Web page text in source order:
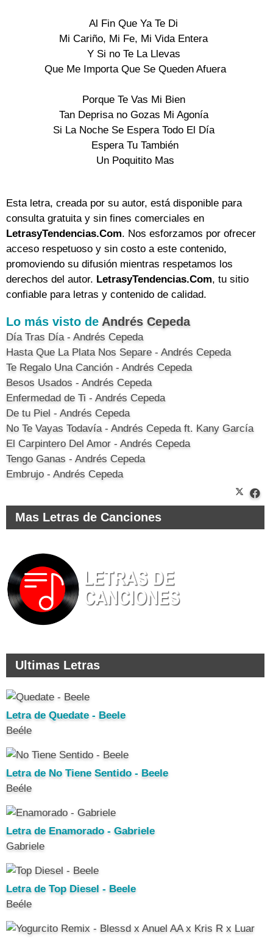
Al Fin Que Ya Te Di
Mi Cariño, Mi Fe, Mi Vida Entera
Y Si no Te La Llevas
Que Me Importa Que Se Queden Afuera
Porque Te Vas Mi Bien
Tan Deprisa no Gozas Mi Agonía
Si La Noche Se Espera Todo El Día
Espera Tu También
Un Poquitito Mas
Esta letra, creada por su autor, está disponible para
consulta gratuita y sin fines comerciales en
LetrasyTendencias.Com. Nos esforzamos por ofrecer
acceso respetuoso y sin costo a este contenido,
promoviendo su difusión mientras respetamos los
derechos del autor. LetrasyTendencias.Com, tu sitio
confiable para letras y contenido de calidad.
Lo más visto de Andrés Cepeda
Día Tras Día - Andrés Cepeda
Hasta Que La Plata Nos Separe - Andrés Cepeda
Te Regalo Una Canción - Andrés Cepeda
Besos Usados - Andrés Cepeda
Enfermedad de Ti - Andrés Cepeda
De tu Piel - Andrés Cepeda
No Te Vayas Todavía - Andrés Cepeda ft. Kany García
El Carpintero Del Amor - Andrés Cepeda
Tengo Ganas - Andrés Cepeda
Embrujo - Andrés Cepeda
Mas Letras de Canciones
Ultimas Letras
Letra de Quedate - Beele
Beéle
Letra de No Tiene Sentido - Beele
Beéle
Letra de Enamorado - Gabriele
Gabriele
Letra de Top Diesel - Beele
Beéle